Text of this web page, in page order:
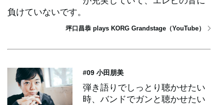
負けていないです。
坪口昌恭 plays KORG Grandstage（YouTube）
#09 小田朋美
弾き語りでしっとり聴かせたい
時、バンドでガンと聴かせたい